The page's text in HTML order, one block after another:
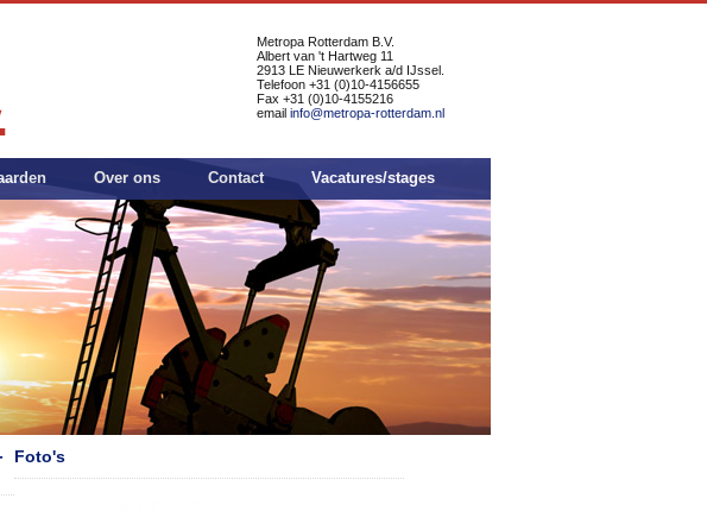
Metropa Rotterdam B.V.
Albert van 't Hartweg 11
2913 LE Nieuwerkerk a/d IJssel.
Telefoon +31 (0)10-4156655
Fax +31 (0)10-4155216
email info@metropa-rotterdam.nl
Over ons Contact Vacatures/stages
Foto's